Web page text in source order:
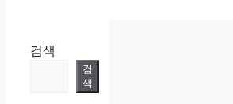
검색
검
색